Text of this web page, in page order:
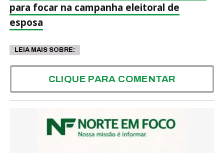
para focar na campanha eleitoral de
esposa
LEIA MAIS SOBRE:
CLIQUE PARA COMENTAR